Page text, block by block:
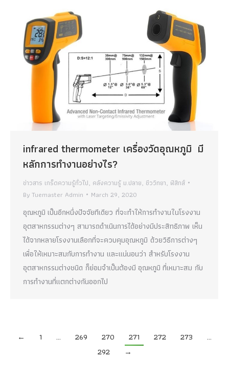
infrared thermometer เครื่องวัดอุณหภูมิ มี
หลักการทำงานอย่างไร?
ข่าวสาร เกร็ดความรู้ทั่วไป, คลังความรู้ ม.ปลาย, ชีววิทยา, ฟิสิกส์
ByTuemaster Admin March 29, 2020
อุณหภูมิ เป็นอีกหนึ่งปัจจัยทีเดียว ที่จะทำให้การทำงานในโรงงาน
อุตสาหกรรมต่างๆ สามารถดำเนินการได้อย่างมีประสิทธิภาพ เห็น
ได้จากหลายโรงงานเลือกที่จะควบคุมอุณหภูมิ ด้วยวิธีการต่างๆ
เพื่อให้เหมาะสมกับการทำงาน และแน่นอนว่า สำหรับโรงงาน
อุตสาหกรรมต่างชนิด ก็ย่อมจำเป็นต้องมี อุณหภูมิ ที่เหมาะสม กับ
การทำงานที่แตกต่างกันออกไป
← 1 … 269 270 271 272 273
…
292
→